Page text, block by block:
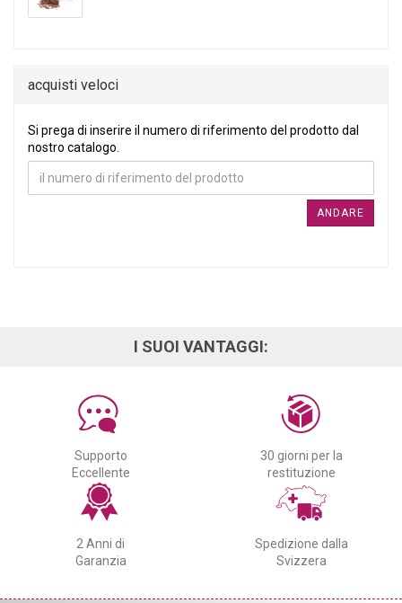
acquisti veloci
SI PREGA DI INSERIRE IL NUMERO DI RIFERIMENTO DEL
Si prega di inserire il numero di riferimento del prodotto dal
nostro catalogo.
ANDARE
I SUOI VANTAGGI:
Supporto
Eccellente
30 giorni per la
restituzione
2 Anni di
Garanzia
Spedizione dalla
Svizzera